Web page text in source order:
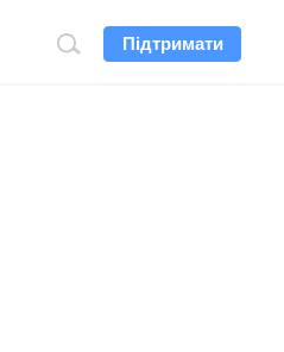
Підтримати
Пошук